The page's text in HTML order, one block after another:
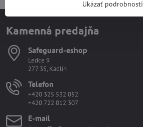
Kamenná predajňa
Safeguard-eshop
Ledce 9
277 35, Kadlín
Telefon
+420 325 532 052
+420 722 012 307
E-mail
Ukázať podrobnosti